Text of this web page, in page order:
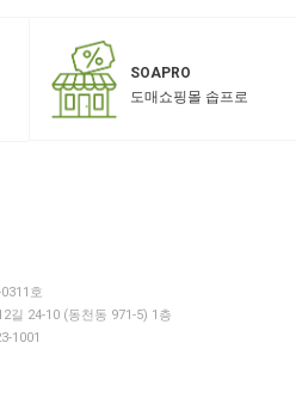
SOAPRO
도매쇼핑몰 솝프로
호
길 24-10 (동천동 971-5) 1층
1001